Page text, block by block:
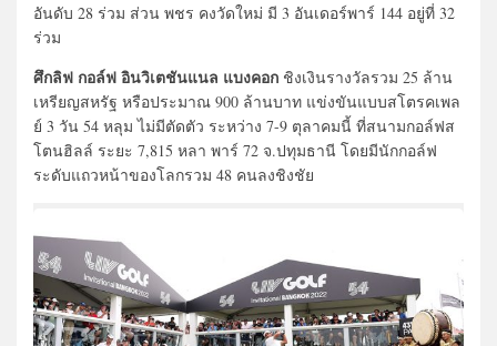
อันดับ 28 ร่วม ส่วน พชร คงวัดใหม่ มี 3 อันเดอร์พาร์ 144 อยู่ที่ 32
ร่วม
ศึกลิฟ กอล์ฟ อินวิเตชันแนล แบงคอก ชิงเงินรางวัลรวม 25 ล้าน
เหรียญสหรัฐ หรือประมาณ 900 ล้านบาท แข่งขันแบบสโตรคเพล
ย์ 3 วัน 54 หลุม ไม่มีตัดตัว ระหว่าง 7-9 ตุลาคมนี้ ที่สนามกอล์ฟส
โตนฮิลล์ ระยะ 7,815 หลา พาร์ 72 จ.ปทุมธานี โดยมีนักกอล์ฟ
ระดับแถวหน้าของโลกรวม 48 คนลงชิงชัย